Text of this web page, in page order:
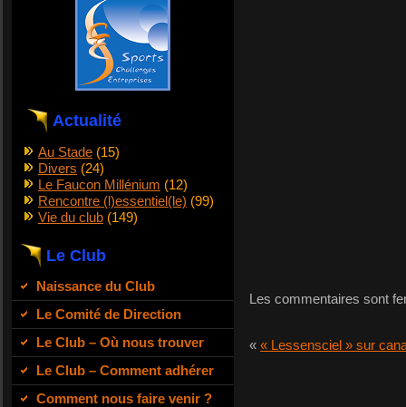
Actualité
Au Stade (15)
Divers (24)
Le Faucon Millénium (12)
Rencontre (l)essentiel(le) (99)
Vie du club (149)
Le Club
Naissance du Club
Le Comité de Direction
Le Club – Où nous trouver
Le Club – Comment adhérer
Comment nous faire venir ?
Les commentaires sont
« « Lessensciel » sur